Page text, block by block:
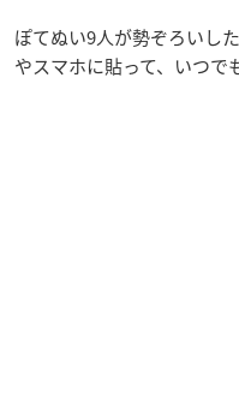
ぽてぬい9人が勢ぞろいし
やスマホに貼って、いつで